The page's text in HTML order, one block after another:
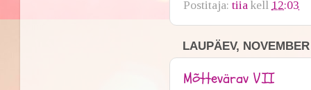
Postitaja:tiia kell 12:03
LAUPÄEV,
Mõttevärav VII